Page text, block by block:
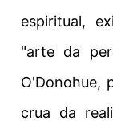
espiritual,
"arte da
O'Donohue,
crua da